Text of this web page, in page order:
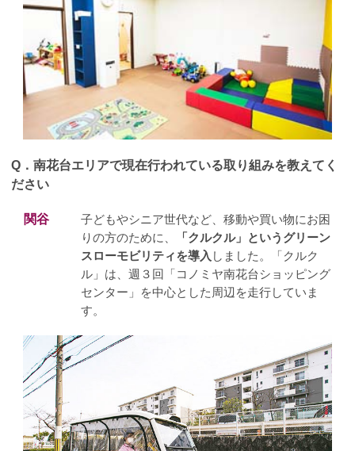
Q． 南花台エリアで現在行われている取り組みを教えてく
ださい
関谷
子どもやシニア世代など、移動や買い物にお困
りの方のために、
「クルクル」というグリーン
スローモビリティを導入 しました。「クルク
ル」は、週３回「コノミヤ南花台ショッピング
センター」を中心とした周辺を走行していま
す。